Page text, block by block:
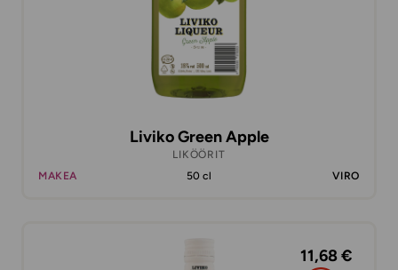
Liviko Green Apple
LIKÖÖRIT
MAKEA
50 cl VIRO
11,68 €